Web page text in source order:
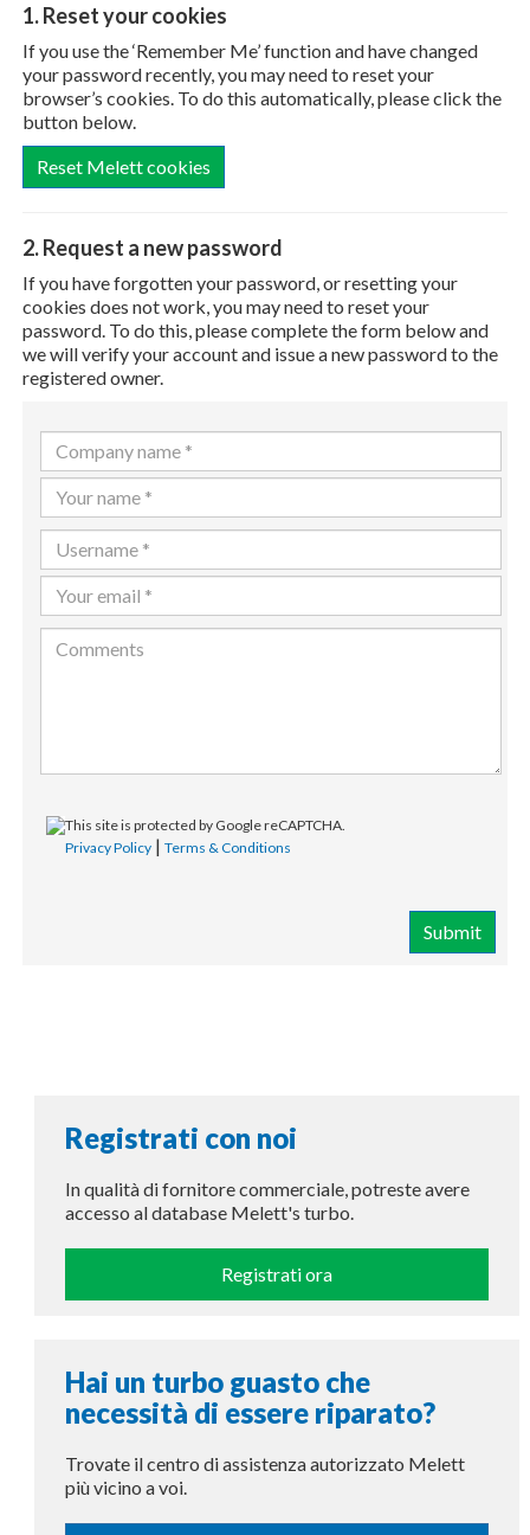
1. Reset your cookies
If you use the ‘Remember Me’ function and have changed
your password recently, you may need to reset your
browser’s cookies. To do this automatically, please click the
button below.
Reset Melett cookies
2. Request a new password
If you have forgotten your password, or resetting your
cookies does not work, you may need to reset your
password. To do this, please complete the form below and
we will verify your account and issue a new password to the
registered owner.
This site is protected by Google reCAPTCHA.
Privacy Policy| Terms & Conditions
Submit
Registrati con noi
In qualità di fornitore commerciale, potreste avere
accesso al database Melett's turbo.
Registrati ora
Hai un turbo guasto che
necessità di essere riparato?
Trovate il centro di assistenza autorizzato Melett
più vicino a voi.